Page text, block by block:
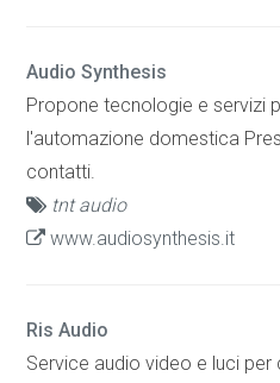
Audio Synthesis
Propone tecnologie e servizi
l'automazione domestica
contatti.
tnt audio
www.audiosynthesis.it
Ris Audio
Service audio video e luci